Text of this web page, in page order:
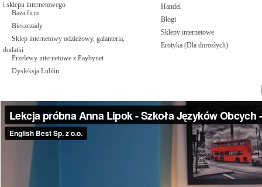
i sklepu internetowego
Baza firm
Bieszczady
Sklep internetowy odzieżowy, galanteria,
dodatki
Przelewy internetowe z Paybynet
Dysleksja Lublin
Handel
Blogi
Sklepy internetowe
Erotyka (Dla dorosłych)